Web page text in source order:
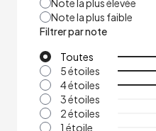
Note la plus élevée
Note la plus faible
Filtrer par note
Toutes
5 étoiles
4 étoiles
3 étoiles
2 étoiles
1 étoile